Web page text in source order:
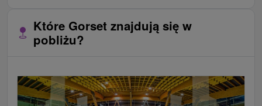
Które Gorset znajdują się w
pobliżu?